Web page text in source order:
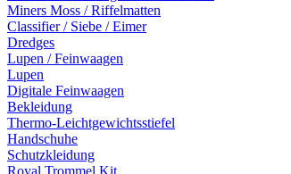
Miners Moss / Riffelmatten
Classifier / Siebe / Eimer
Dredges
Lupen / Feinwaagen
Lupen
Digitale Feinwaagen
Bekleidung
Thermo-Leichtgewichtsstiefel
Handschuhe
Schutzkleidung
Royal Trommel Kit